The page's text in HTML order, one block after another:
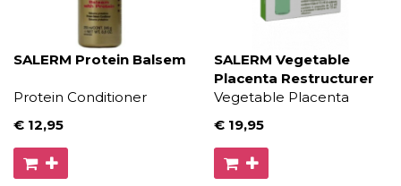
SALERM Protein Balsem
Protein Conditioner
€ 12,95
SALERM Vegetable
Placenta Restructurer
Vegetable Placenta
€ 19,95